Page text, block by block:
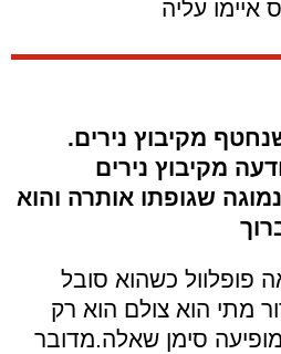
איימו עליה
פופלוול, בן 51 שנחטף מקיבוץ נירים.
מקיבוץ נירים
שגופתו אותרה והוא
פופלוול כשהוא סובל
מתי הוא צולם הוא רק
סימן שאלה.מדובר